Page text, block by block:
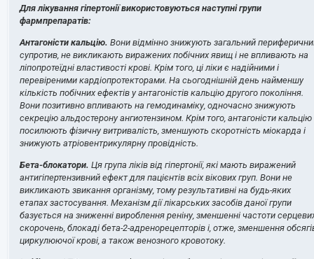
Для лікування гіпертонії використовуються наступні групи
фармпрепаратів:
Антагоністи кальцію. Вони відмінно знижують загальний
супротив, не викликають виражених побічних явищ і не впливають на
ліпопротеїдні властивості крові. Крім того, ці ліки є надійними і
перевіреними кардіопротекторами. На сьогоднішній день найменшу
кількість побічних ефектів у антагоністів кальцію другого покоління.
Вони позитивно впливають на гемодинаміку, одночасно знижують
секрецію альдостерону ангиотензином. Крім того, антагоністи кальцію
посилюють фізичну витривалість, зменшують скоротність міокарда і
знижують атріовентрикулярну провідність.
Бета-блокатори. Ця група ліків від гіпертонії, які мають виражений
антигіпертензивний ефект для пацієнтів всіх вікових груп. Вони не
викликають звикання організму, тому результативні на будь-яких
етапах застосування. Механізм дії лікарських засобів даної групи
базується на зниженні вироблення реніну, зменшенні частоти
скорочень, блокаді бета-2-адренорецепторів і, отже, зменшення
циркулюючої крові, а також венозного кровотоку.